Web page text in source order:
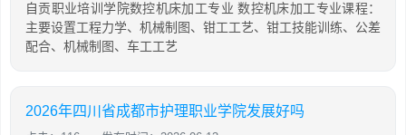
自贡职业培训学院数控机床加工专业 数控机床加工专业课程：
主要设置工程力学、机械制图、钳工工艺、钳工技能训练、公差
配合、机械制图、车工工艺
2026年四川省成都市护理职业学院发展好吗